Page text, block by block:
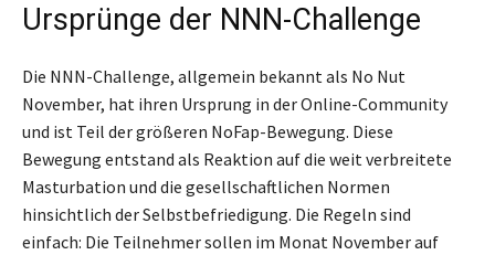
Ursprünge der NNN-Challenge
Die NNN-Challenge, allgemein bekannt als No Nut
November, hat ihren Ursprung in der Online-Community
und ist Teil der größeren NoFap-Bewegung. Diese
Bewegung entstand als Reaktion auf die weit verbreitete
Masturbation und die gesellschaftlichen Normen
hinsichtlich der Selbstbefriedigung. Die Regeln sind
einfach: Die Teilnehmer sollen im Monat November auf